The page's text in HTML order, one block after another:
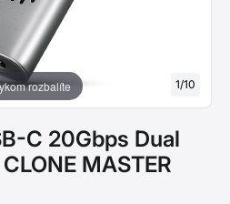
rozbalíte 1/10
C 20Gbps Dual
MASTER